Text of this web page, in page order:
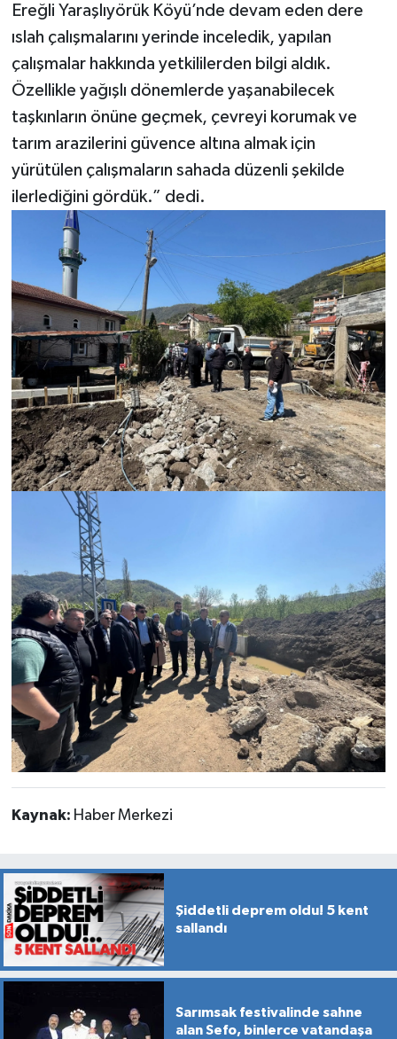
Ereğli Yaraşlıyörük Köyü’nde devam eden dere
ıslah çalışmalarını yerinde inceledik, yapılan
çalışmalar hakkında yetkililerden bilgi aldık.
Özellikle yağışlı dönemlerde yaşanabilecek
taşkınların önüne geçmek, çevreyi korumak ve
tarım arazilerini güvence altına almak için
yürütülen çalışmaların sahada düzenli şekilde
ilerlediğini gördük.” dedi.
Kaynak: Haber Merkezi
Şiddetli deprem oldu! 5 kent
sallandı
Sarımsak festivalinde sahne
alan Sefo, binlerce vatandaşa